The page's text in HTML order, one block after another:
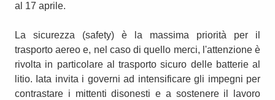
al 17 aprile.
La sicurezza (safety) è la massima priorità per il
trasporto aereo e, nel caso di quello merci, l'attenzione è
rivolta in particolare al trasporto sicuro delle batterie al
litio. Iata invita i governi ad intensificare gli impegni per
contrastare i mittenti disonesti e a sostenere il lavoro